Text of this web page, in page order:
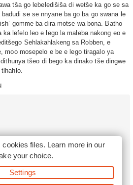
tša go lebeledišiša di wetše ka go se sa
se se nnyane ba go ba go swana le
gomme ba dira motse wa bona. Batho
ka lefelo leo e lego la maleba nakong eo e
Sehlakahlakeng sa Robben, e
moo mosepelo e be e lego tiragalo ya
tšeo di bego ka dinako tše dingwe
files. Learn more in our
your choice.
Settings